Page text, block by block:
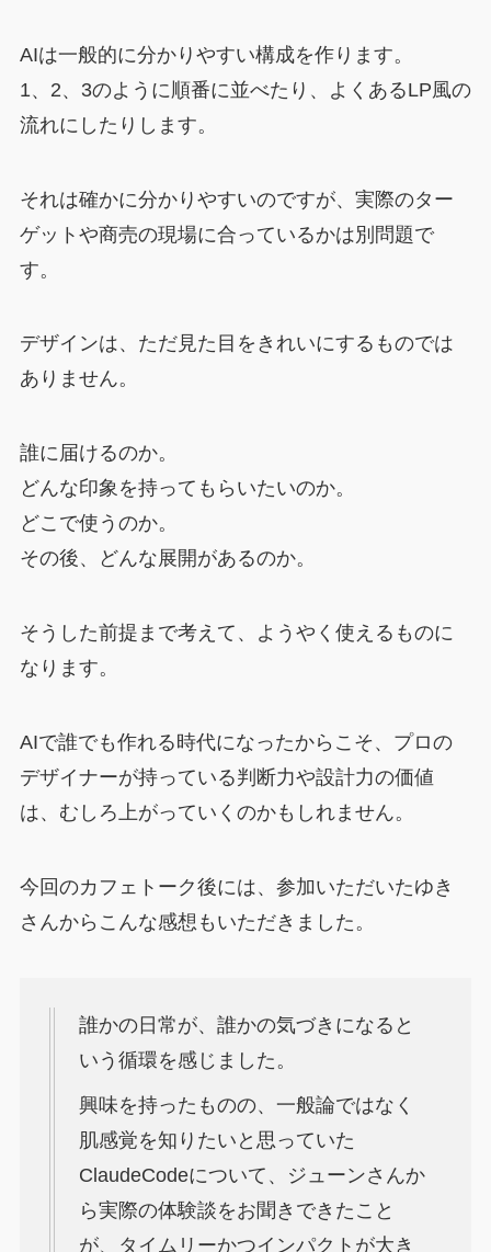
AIは一般的に分かりやすい構成を作ります。
1、2、3のように順番に並べたり、よくあるLP風の
流れにしたりします。
それは確かに分かりやすいのですが、実際のター
ゲットや商売の現場に合っているかは別問題で
す。
デザインは、ただ見た目をきれいにするものでは
ありません。
誰に届けるのか。
どんな印象を持ってもらいたいのか。
どこで使うのか。
その後、どんな展開があるのか。
そうした前提まで考えて、ようやく使えるものに
なります。
AIで誰でも作れる時代になったからこそ、プロの
デザイナーが持っている判断力や設計力の価値
は、むしろ上がっていくのかもしれません。
今回のカフェトーク後には、参加いただいたゆき
さんからこんな感想もいただきました。
誰かの日常が、誰かの気づきになると
いう循環を感じました。
興味を持ったものの、一般論ではなく
肌感覚を知りたいと思っていた
ClaudeCodeについて、ジューンさんか
ら実際の体験談をお聞きできたこと
が、タイムリーかつインパクトが大き